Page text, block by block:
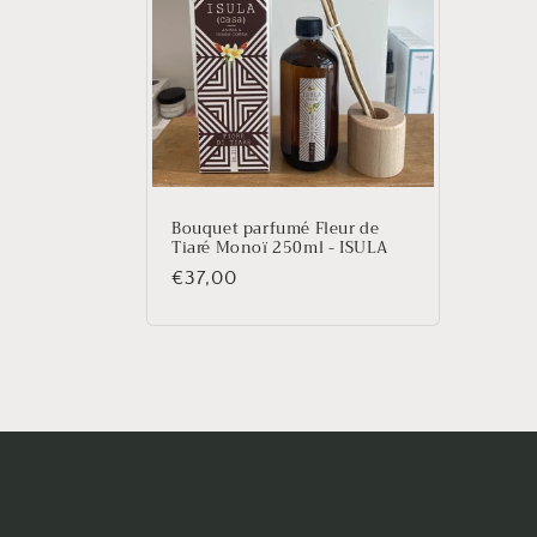
t
i
o
n
Bouquet parfumé Fleur de
Tiaré Monoï 250ml - ISULA
Prix
€37,00